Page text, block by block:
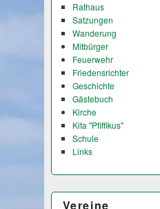
Rathaus
Satzungen
Wanderung
Mitbürger
Feuerwehr
Friedensrichter
Geschichte
Gästebuch
Kirche
Kita "Pfiffikus"
Schule
Links
Vereine